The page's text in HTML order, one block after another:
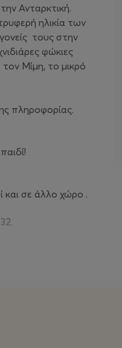
Ανταρκτική.
ηλικία των
τους στην
φώκιες
Μίμη, το μικρό
πληροφορίας.
και σε άλλο χώρο .